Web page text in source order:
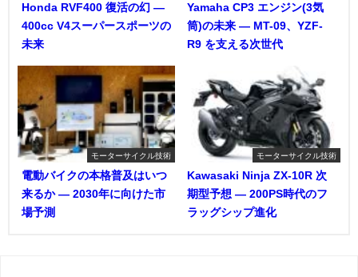
Honda RVF400 復活の幻 ―
400cc V4スーパースポーツの
未来
Yamaha CP3 エンジン(3気
筒)の未来 ― MT-09、YZF-
R9 を支える次世代
モーターサイクル技術
電動バイクの本格普及はいつ
来るか ― 2030年に向けた市
場予測
モーターサイクル技術
Kawasaki Ninja ZX-10R 次
期型予想 ― 200PS時代のフ
ラッグシップ進化